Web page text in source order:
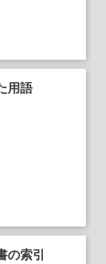
用語
の索引